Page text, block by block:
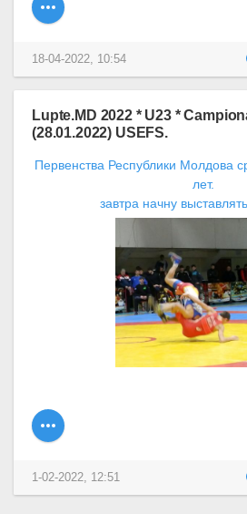
18-04-2022, 10:54
Lupte.MD 2022 * U23 *
(28.01.2022) USEFS.
Первенства Республики Молдова
лет.
завтра начну
1-02-2022, 12:51